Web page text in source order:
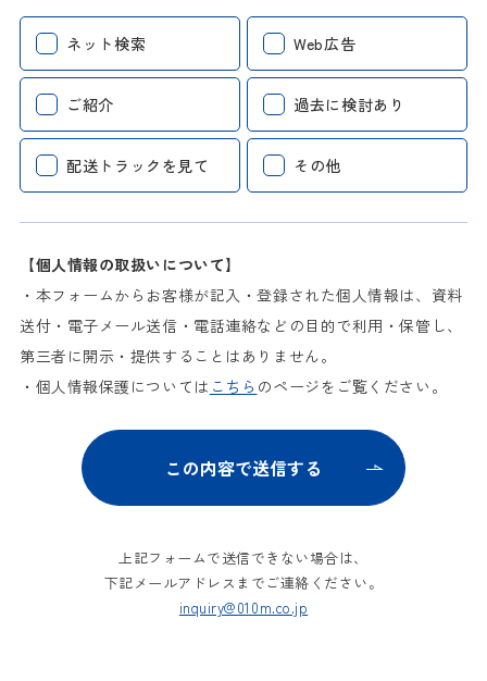
ネット検索 Web広告
ご紹介 過去に検討あり
配送トラックを見て その他
【個人情報の取扱いについて】
・本フォームからお客様が記入・登録された個人情報は、資料
送付・電子メール送信・電話連絡などの目的で利用・保管し、
第三者に開示・提供することはありません。
・個人情報保護については こちら のページをご覧ください。
上記フォームで送信できない場合は、
下記メールアドレスまでご連絡ください。
inquiry@010m.co.jp